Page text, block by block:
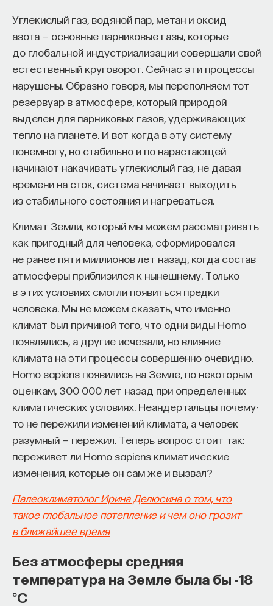
Углекислый газ, водяной пар, метан и оксид
азота — основные парниковые газы, которые
до глобальной индустриализации совершали свой
естественный круговорот. Сейчас эти процессы
нарушены. Образно говоря, мы переполняем тот
резервуар в атмосфере, который природой
выделен для парниковых газов, удерживающих
тепло на планете. И вот когда в эту систему
понемногу, но стабильно и по нарастающей
начинают накачивать углекислый газ, не давая
времени на сток, система начинает выходить
из стабильного состояния и нагреваться.
Климат Земли, который мы можем рассматривать
как пригодный для человека, сформировался
не ранее пяти миллионов лет назад, когда состав
атмосферы приблизился к нынешнему. Только
в этих условиях смогли появиться предки
человека. Мы не можем сказать, что именно
климат был причиной того, что одни виды Homo
появлялись, а другие исчезали, но влияние
климата на эти процессы совершенно очевидно.
Homo sapiens появились на Земле, по некоторым
оценкам, 300 000 лет назад при определенных
климатических условиях. Неандертальцы почему-
то не пережили изменений климата, а человек
разумный — пережил. Теперь вопрос стоит так:
переживет ли Homo sapiens климатические
изменения, которые он сам же и вызвал?
Палеоклиматолог Ирина Делюсина о том, что
такое глобальное потепление и чем оно грозит
в ближайшее время
Без атмосферы средняя
температура на Земле была бы -18
°С
значит мыслить и что представляет собой наше
сознание? Реальна ли реальность и откуда
мы знаем то, что знаем? Существует ли в мире
свобода?
— Переосмыслите границы доверия
собственному знанию.
Автор курса:Диана Гаспарян— кандидат
философских наук, профессор Школы философии
и культурологии факультета гуманитарных наук
НИУ ВШЭ.
3/30/2022
НАПИСАТЬ НАМ
НАД МАТЕРИАЛОМ РАБОТАЛИ
ПостНаука
команда ПостНауки
НАУКА
237 публикаций
НАУКА ЖУРНАЛ